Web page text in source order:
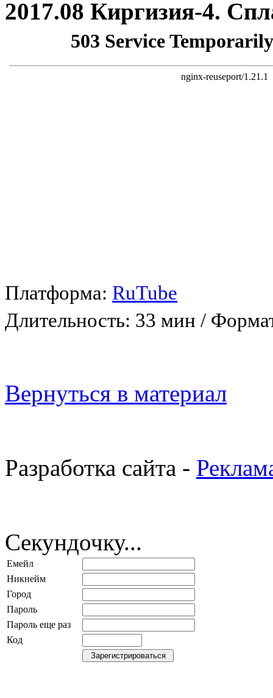
2017.08 Киргизия-4.
Платформа: RuTube
Длительность: 33 мин /
Вернуться в материал
Разработка сайта -
Секундочку...
Емейл
Никнейм
Город
Пароль
Пароль еще раз
Код